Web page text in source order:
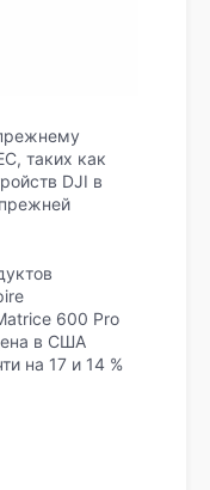
таких как
DJI в
600 Pro
в США
на 17 и 14 %